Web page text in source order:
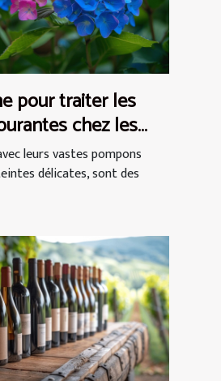
pour traiter les
chez les
leurs vastes pompons
délicates, sont des